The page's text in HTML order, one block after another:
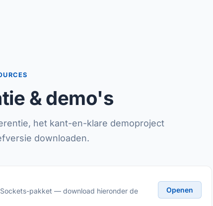
& demo's
het kant-en-klare demoproject
downloaden.
pakket — download hieronder de
Openen